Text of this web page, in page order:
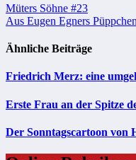
Beitragsnavigation
Müters Söhne #23
Aus Eugen Egners
Ähnliche Beiträge
Friedrich Merz: eine
Erste Frau an der Spitze
Der Sonntagscartoon von